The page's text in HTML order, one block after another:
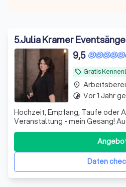
5.Julia Kramer
local_offer Gratis
9,5
Hochzeit, Empfang, Taufe oder
Veranstaltung - mein Gesang! Auch als außergewöhnliche
Kombination mit Djing
Daten
place
timelapse Vor 1 Jahr